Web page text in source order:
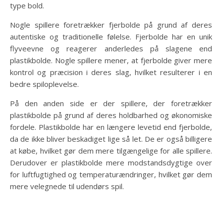
type bold.
Nogle spillere foretrækker fjerbolde på grund af deres
autentiske og traditionelle følelse. Fjerbolde har en unik
flyveevne og reagerer anderledes på slagene end
plastikbolde. Nogle spillere mener, at fjerbolde giver mere
kontrol og præcision i deres slag, hvilket resulterer i en
bedre spiloplevelse.
På den anden side er der spillere, der foretrækker
plastikbolde på grund af deres holdbarhed og økonomiske
fordele. Plastikbolde har en længere levetid end fjerbolde,
da de ikke bliver beskadiget lige så let. De er også billigere
at købe, hvilket gør dem mere tilgængelige for alle spillere.
Derudover er plastikbolde mere modstandsdygtige over
for luftfugtighed og temperaturændringer, hvilket gør dem
mere velegnede til udendørs spil.